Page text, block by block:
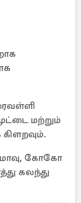
மற்றும்
மாவு, கோகோ
கலந்து